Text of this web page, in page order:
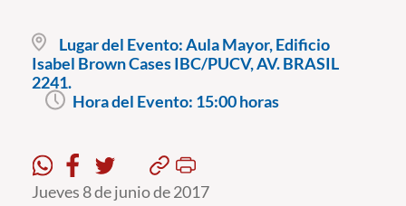
Pregrado
Postgrado
Estudiantes
Lugar del Evento:Aula Mayor, Edificio
Isabel Brown Cases IBC/PUCV, AV. BRASIL
2241.
Hora del Evento: 15:00 horas
Jueves 8 de junio de 2017